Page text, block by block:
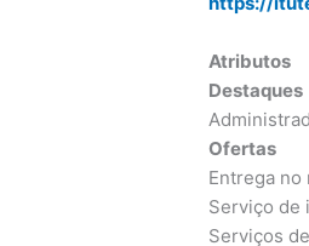
Atributos
Destaques
Ofertas
Entrega no
Serviço de
Serviços